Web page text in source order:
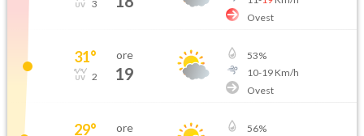
3
Ovest
31°
2
ore
19
53%
10-19Km/h
Ovest
29° ore 56%